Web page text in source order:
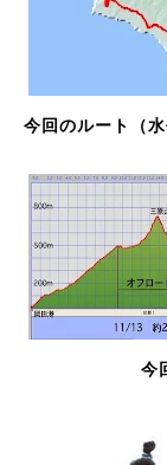
今回のルート（
今